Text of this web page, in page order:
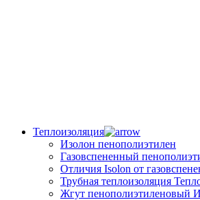
Теплоизоляция
Изолон пенополиэтилен
Газовспененный
Отличия Isolon от
Трубная теплоизоляция
Жгут пенополиэтиленовый